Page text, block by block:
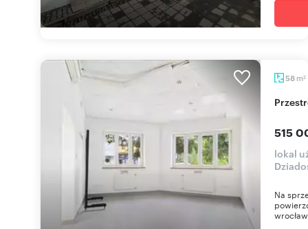
58 m2
515
lokal
Na